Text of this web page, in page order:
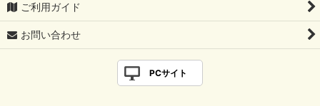
ご利用ガイド
お問い合わせ
PCサイト